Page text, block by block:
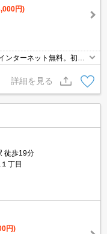
円)
ンターネット無料。初期
物件。自社管理物件。新
活応援します！。敷金・
詳細を見る
徒歩19分
丁目
円)